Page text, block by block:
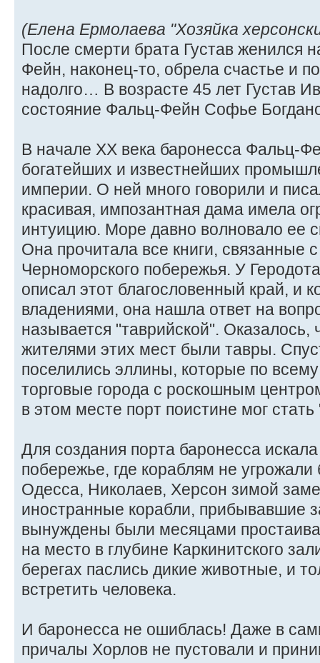
(Елена Ермолаева "Хозяйка
После смерти брата Густав женился
Фейн, наконец-то, обрела счастье и
надолго… В возрасте 45 лет Густав
состояние Фальц-Фейн Софье
В начале ХХ века баронесса Фальц-
богатейших и известнейших
империи. О ней много говорили и
красивая, импозантная дама имела
интуицию. Море давно волновало ее
Она прочитала все книги, связанные
Черноморского побережья. У
описал этот благословенный край, и
владениями, она нашла ответ на
называется "таврийской".
жителями этих мест были тавры.
поселились эллины, которые по
торговые города с роскошным
в этом месте порт поистине мог
Для создания порта баронесса
побережье, где кораблям не
Одесса, Николаев, Херсон зимой
иностранные корабли, прибывавшие
вынуждены были месяцами
на место в глубине Каркинитского
берегах паслись дикие животные, и
встретить человека.
И баронесса не ошиблась! Даже в
причалы Хорлов не пустовали и